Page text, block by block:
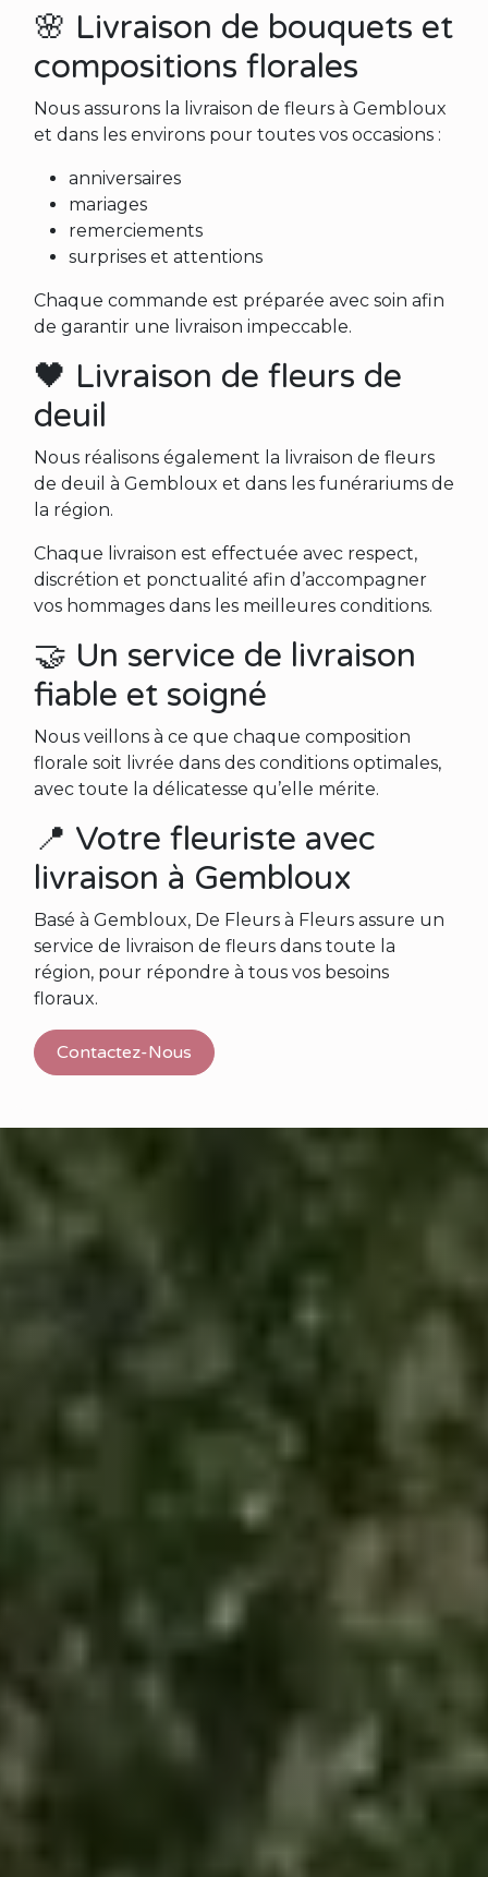
🌸 Livraison de bouquets et
compositions florales
Nous assurons la livraison de fleurs à Gembloux
et dans les environs pour toutes vos occasions :
anniversaires
mariages
remerciements
surprises et attentions
Chaque commande est préparée avec soin afin
de garantir une livraison impeccable.
🖤 Livraison de fleurs de
deuil
Nous réalisons également la livraison de fleurs
de deuil à Gembloux et dans les funérariums de
la région.
Chaque livraison est effectuée avec respect,
discrétion et ponctualité afin d’accompagner
vos hommages dans les meilleures conditions.
🤝 Un service de livraison
fiable et soigné
Nous veillons à ce que chaque composition
florale soit livrée dans des conditions optimales,
avec toute la délicatesse qu’elle mérite.
📍 Votre fleuriste avec
livraison à Gembloux
Basé à Gembloux, De Fleurs à Fleurs assure un
service de livraison de fleurs dans toute la
région, pour répondre à tous vos besoins
floraux.
Contactez-Nous